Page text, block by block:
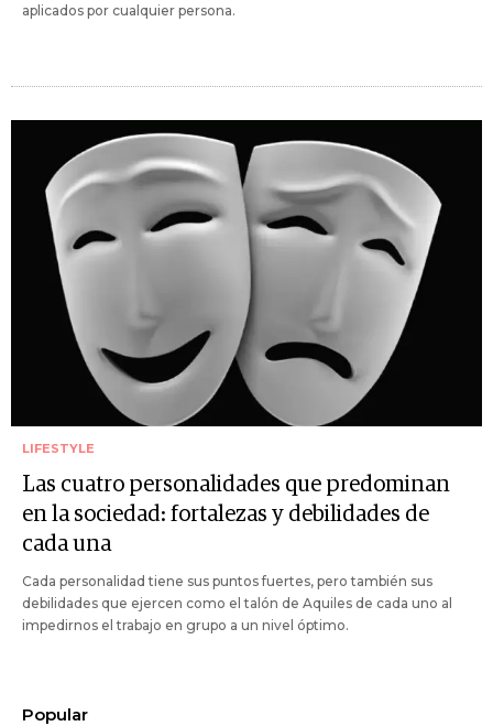
aplicados por cualquier persona.
LIFESTYLE
Las cuatro personalidades que predominan
en la sociedad: fortalezas y debilidades de
cada una
Cada personalidad tiene sus puntos fuertes, pero también sus
debilidades que ejercen como el talón de Aquiles de cada uno al
impedirnos el trabajo en grupo a un nivel óptimo.
Popular